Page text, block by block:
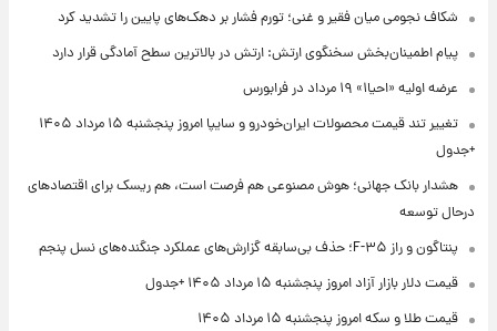
شکاف نجومی میان فقیر و غنی؛ تورم فشار بر دهک‌های پایین را تشدید کرد
پیام اطمینان‌بخش سخنگوی ارتش: ارتش در بالاترین سطح آمادگی قرار دارد
عرضه اولیه «احیا۱» ۱۹ مرداد در فرابورس
تغییر تند قیمت محصولات ایران‌خودرو و سایپا امروز پنجشنبه ۱۵ مرداد ۱۴۰۵
+جدول
هشدار بانک جهانی؛ هوش مصنوعی هم فرصت است، هم ریسک برای اقتصادهای
درحال توسعه
پنتاگون و راز F-۳۵؛ حذف بی‌سابقه گزارش‌های عملکرد جنگنده‌های نسل پنجم
قیمت دلار بازار آزاد امروز پنجشنبه ۱۵ مرداد ۱۴۰۵ +جدول
قیمت طلا و سکه امروز پنجشنبه ۱۵ مرداد ۱۴۰۵